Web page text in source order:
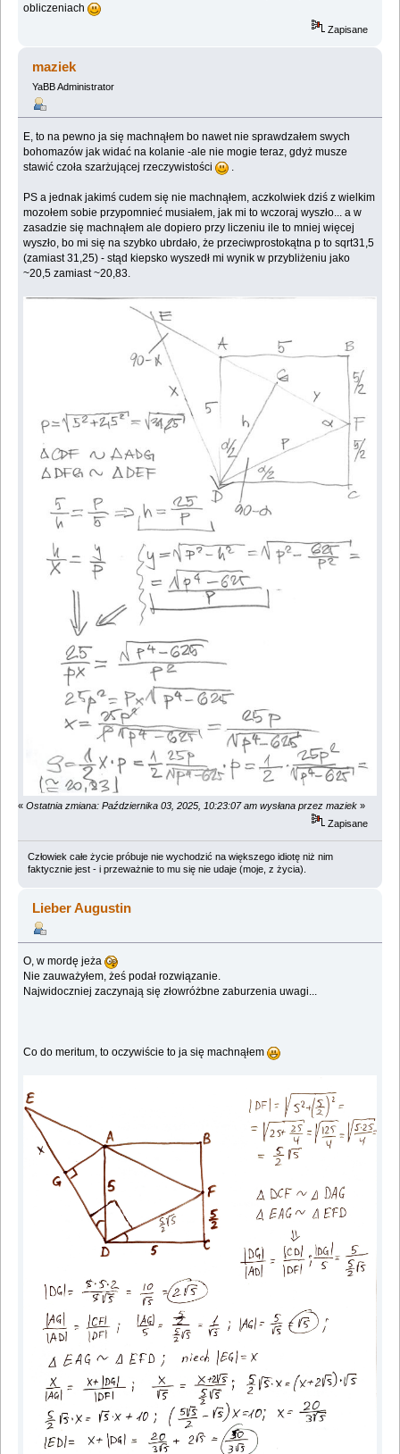
obliczeniach
Zapisane
maziek
YaBB Administrator
E, to na pewno ja się machnąłem bo nawet nie sprawdzałem swych
bohomazów jak widać na kolanie -ale nie mogie teraz, gdyż musze
stawić czoła szarżującej rzeczywistości
.
PS a jednak jakimś cudem się nie machnąłem, aczkolwiek dziś z wielkim
mozołem sobie przypomnieć musiałem, jak mi to wczoraj wyszło... a w
zasadzie się machnąłem ale dopiero przy liczeniu ile to mniej więcej
wyszło, bo mi się na szybko ubrdało, że przeciwprostokątna p to sqrt31,5
(zamiast 31,25) - stąd kiepsko wyszedł mi wynik w przybliżeniu jako
~20,5 zamiast ~20,83.
« Ostatnia zmiana: Października 03, 2025, 10:23:07 am wysłana przez maziek »
Zapisane
Człowiek całe życie próbuje nie wychodzić na większego idiotę niż nim
faktycznie jest - i przeważnie to mu się nie udaje (moje, z życia).
Lieber Augustin
O, w mordę jeża
Nie zauważyłem, żeś podał rozwiązanie.
Najwidoczniej zaczynają się złowróżbne zaburzenia uwagi...
Co do meritum, to oczywiście to ja się machnąłem